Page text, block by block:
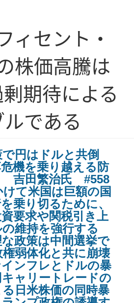
ィセント・
株価高騰は
期待による
である
で円はドルと共倒
機を乗り越える防
吉田繁治氏 #558
けて米国は巨額の国
乗り切るために、
要求や関税引き上
維持を強行する
政策は中間選挙で
弱体化と共に崩壊
ンフレとドルの暴
ャリートレードの
日米株価の同時暴